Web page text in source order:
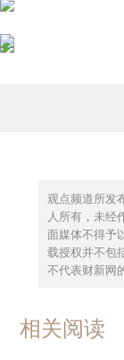
观点频道所发
人所有，未经
面媒体不得予
载授权并不包
不代表财新网
相关阅读